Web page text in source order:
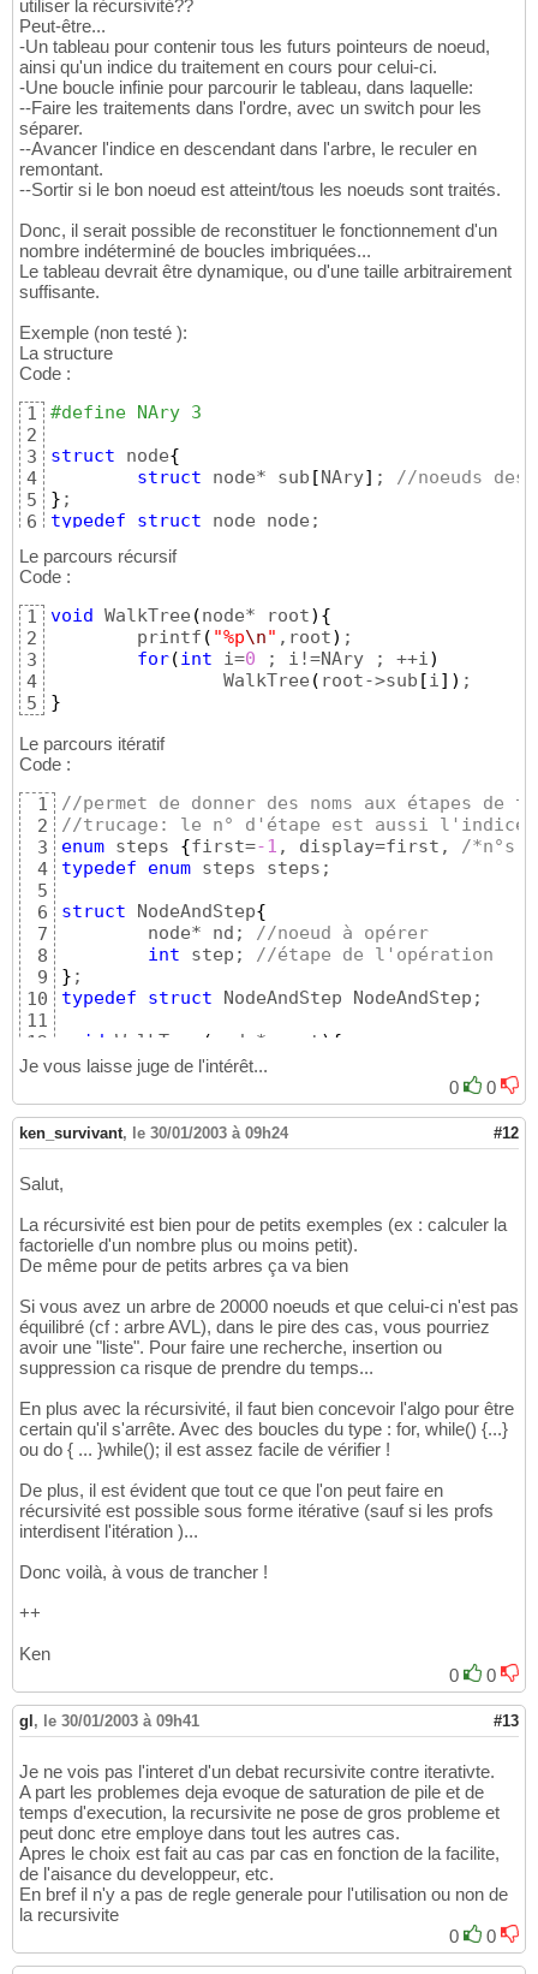
utiliser la récursivité??
Peut-être...
-Un tableau pour contenir tous les futurs pointeurs de noeud,
ainsi qu'un indice du traitement en cours pour celui-ci.
-Une boucle infinie pour parcourir le tableau, dans laquelle:
--Faire les traitements dans l'ordre, avec un switch pour les
séparer.
--Avancer l'indice en descendant dans l'arbre, le reculer en
remontant.
--Sortir si le bon noeud est atteint/tous les noeuds sont traités.
Donc, il serait possible de reconstituer le fonctionnement d'un
nombre indéterminé de boucles imbriquées...
Le tableau devrait être dynamique, ou d'une taille arbitrairement
suffisante.
Exemple (non testé ):
La structure
Code :
1
2
3
4
5
6
#define NAry 3
struct node{
struct node* sub [NAry] ; //noeuds
}
typedef
struct node node;
Le parcours récursif
Code :
1
2
3
4
5
void WalkTree (node* root) {
	printf
( "%p\n" ,root) ;
for(int i=0 ; i!=NAry ; ++i)
		WalkTree
( root->sub [i] )
}
Le parcours itératif
Code :
1
2
3
4
5
6
7
8
9
10
11
12
13
15
16
17
18
19
21
22
24
25
26
27
29
30
31
33
34
35
36
37
38
40
42
43
44
46
//permet de donner des noms aux étapes de
//trucage: le n° d'étape est aussi l'indice
enum steps {first=-1 , display=first, /*n°s
typedef
enum steps steps;
struct NodeAndStep{
	node* nd;
//noeud à opérer
int step; //étape de l'opération
}
typedef
struct NodeAndStep NodeAndStep;
void WalkTree ( node* root ) {
int depth=
; //
	nas
[0].nd  = root ; //noeud de
	nas
[0].step= first;
//étape de
		steps      * pstep   = &nas
		NodeAndStep* nextnas = &nas
switch (*pstep
{
case display:
			++
*pstep );
			printf
default: //descendre le
			++
(*pstep
			nextnas->step=
			++depth;
//
case
				--depth;
//
continue;
}
}// switch
}
Je vous laisse juge de l'intérêt...
0
0
ken_survivant, le 30/01/2003 à 09h24 #12
Salut,
La récursivité est bien pour de petits exemples (ex : calculer la
factorielle d'un nombre plus ou moins petit).
De même pour de petits arbres ça va bien
Si vous avez un arbre de 20000 noeuds et que celui-ci n'est pas
équilibré (cf : arbre AVL), dans le pire des cas, vous pourriez
avoir une "liste". Pour faire une recherche, insertion ou
suppression ca risque de prendre du temps...
En plus avec la récursivité, il faut bien concevoir l'algo pour être
certain qu'il s'arrête. Avec des boucles du type : for, while() {...}
ou do { ... }while(); il est assez facile de vérifier !
De plus, il est évident que tout ce que l'on peut faire en
récursivité est possible sous forme itérative (sauf si les profs
interdisent l'itération )...
Donc voilà, à vous de trancher !
++
Ken
0
0
gl , le 30/01/2003 à 09h41 #13
Je ne vois pas l'interet d'un debat recursivite contre iterativte.
A part les problemes deja evoque de saturation de pile et de
temps d'execution, la recursivite ne pose de gros probleme et
peut donc etre employe dans tout les autres cas.
Apres le choix est fait au cas par cas en fonction de la facilite,
de l'aisance du developpeur, etc.
En bref il n'y a pas de regle generale pour l'utilisation ou non de
la recursivite
0
0